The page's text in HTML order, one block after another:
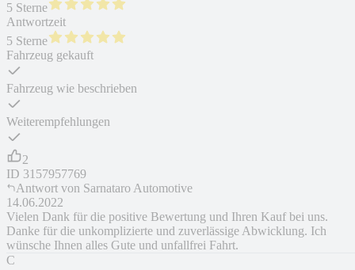
5 Sterne
Antwortzeit
5 Sterne
Fahrzeug gekauft
Fahrzeug wie beschrieben
Weiterempfehlungen
2
ID 3157957769
Antwort von Sarnataro Automotive
14.06.2022
Vielen Dank für die positive Bewertung und Ihren Kauf bei uns.
Danke für die unkomplizierte und zuverlässige Abwicklung. Ich
wünsche Ihnen alles Gute und unfallfrei Fahrt.
C